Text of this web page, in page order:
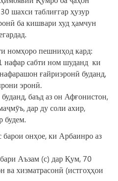
шахси таблиғгар ҳузур
ба кишвари худ ҳамчун
номҳоро пешниҳод кард:
нафар сабти ном шуданд ки
ғайриэронӣ буданд,
эронӣ.
баъд аз он Афғонистон,
дар ду соли ахир,
будем.
онҳое, ки Арбаинро аз
Аъзам (с) дар Қум, 70
ва хизматрасонӣ (истгоҳҳои